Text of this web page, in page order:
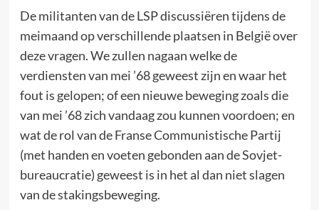
De militanten van de LSP discussiëren tijdens de
meimaand op verschillende plaatsen in België over
deze vragen. We zullen nagaan welke de
verdiensten van mei ’68 geweest zijn en waar het
fout is gelopen; of een nieuwe beweging zoals die
van mei ’68 zich vandaag zou kunnen voordoen; en
wat de rol van de Franse Communistische Partij
(met handen en voeten gebonden aan de Sovjet-
bureaucratie) geweest is in het al dan niet slagen
van de stakingsbeweging.